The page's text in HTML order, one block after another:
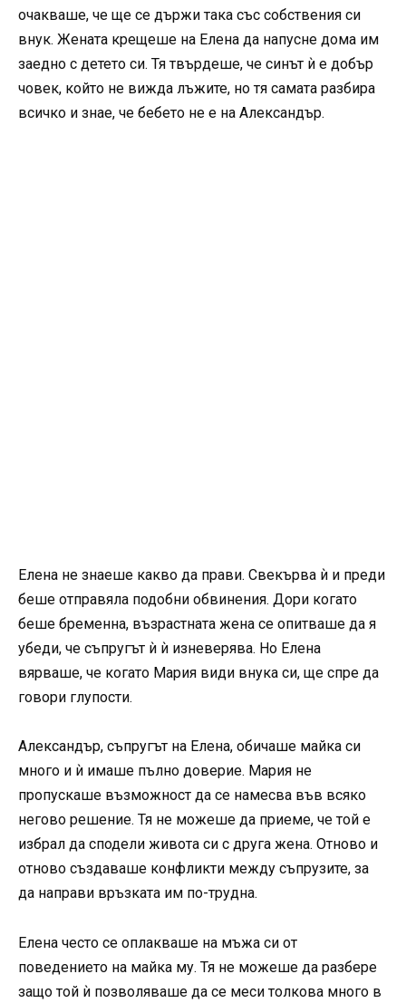
очакваше, че ще се държи така със собствения си
внук. Жената крещеше на Елена да напусне дома им
заедно с детето си. Тя твърдеше, че синът ѝ е добър
човек, който не вижда лъжите, но тя самата разбира
всичко и знае, че бебето не е на Александър.
Елена не знаеше какво да прави. Свекърва ѝ и преди
беше отправяла подобни обвинения. Дори когато
беше бременна, възрастната жена се опитваше да я
убеди, че съпругът ѝ ѝ изневерява. Но Елена
вярваше, че когато Мария види внука си, ще спре да
говори глупости.
Александър, съпругът на Елена, обичаше майка си
много и ѝ имаше пълно доверие. Мария не
пропускаше възможност да се намесва във всяко
негово решение. Тя не можеше да приеме, че той е
избрал да сподели живота си с друга жена. Отново и
отново създаваше конфликти между съпрузите, за
да направи връзката им по-трудна.
Елена често се оплакваше на мъжа си от
поведението на майка му. Тя не можеше да разбере
защо той ѝ позволяваше да се меси толкова много в